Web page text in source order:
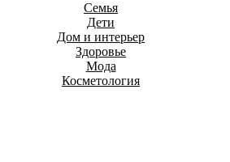
Семья
Дети
Дом и интерьер
Здоровье
Мода
Косметология